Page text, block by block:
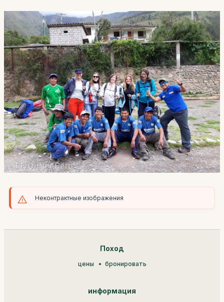
Неконтрактные изображения
Поход
цены бронировать
информация